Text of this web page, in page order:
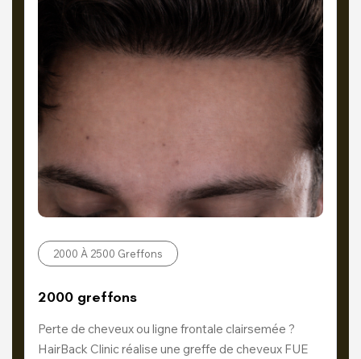
2000 À 2500 Greffons
2000 greffons
Perte de cheveux ou ligne frontale clairsemée ?
HairBack Clinic réalise une greffe de cheveux FUE